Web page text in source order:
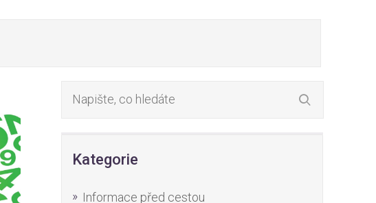
Kategorie
Informace před cestou